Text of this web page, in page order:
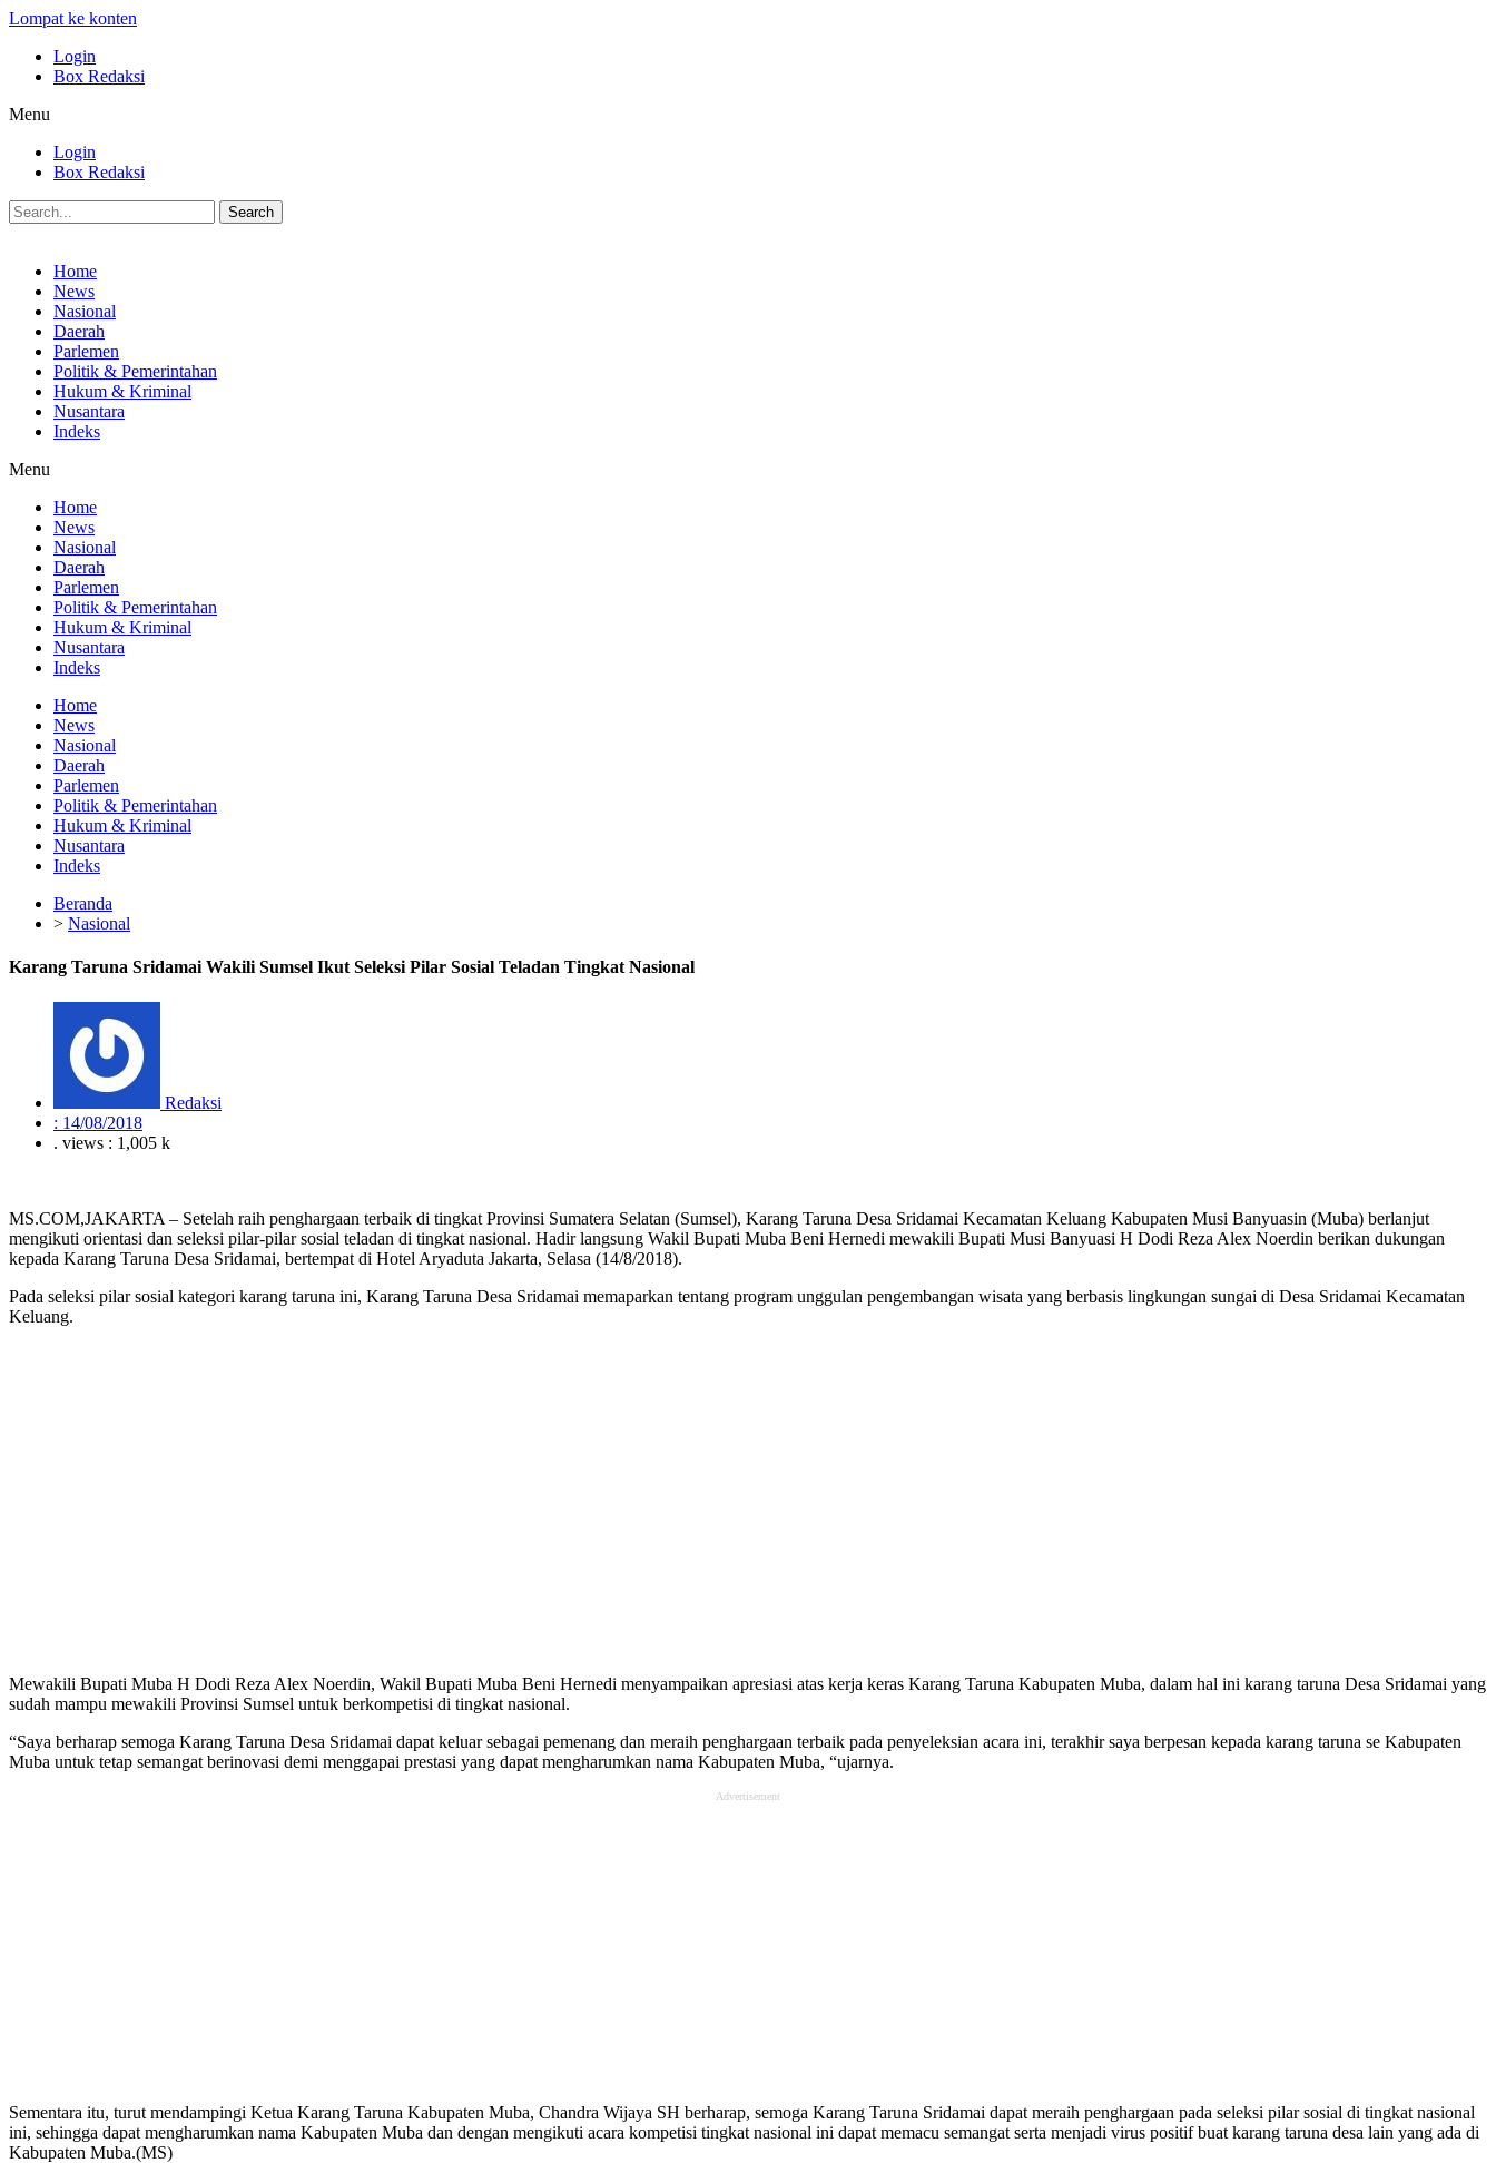
Lompat ke konten
Login
Box Redaksi
Menu
Login
Box Redaksi
Search
Home
News
Nasional
Daerah
Parlemen
Politik & Pemerintahan
Hukum & Kriminal
Nusantara
Indeks
Menu
Home
News
Nasional
Daerah
Parlemen
Politik & Pemerintahan
Hukum & Kriminal
Nusantara
Indeks
Home
News
Nasional
Daerah
Parlemen
Politik & Pemerintahan
Hukum & Kriminal
Nusantara
Indeks
Beranda
> Nasional
Karang Taruna Sridamai Wakili Sumsel Ikut Seleksi Pilar Sosial Teladan Tingkat Nasional
Redaksi
: 14/08/2018
. views : 1,005 k
MS.COM,JAKARTA – Setelah raih penghargaan terbaik di tingkat Provinsi Sumatera Selatan (Sumsel), Karang Taruna Desa Sridamai Kecamatan Keluang Kabupaten Musi Banyuasin (Muba) berlanjut
mengikuti orientasi dan seleksi pilar-pilar sosial teladan di tingkat nasional. Hadir langsung Wakil Bupati Muba Beni Hernedi mewakili Bupati Musi Banyuasi H Dodi Reza Alex Noerdin berikan dukungan
kepada Karang Taruna Desa Sridamai, bertempat di Hotel Aryaduta Jakarta, Selasa (14/8/2018).
Pada seleksi pilar sosial kategori karang taruna ini, Karang Taruna Desa Sridamai memaparkan tentang program unggulan pengembangan wisata yang berbasis lingkungan sungai di Desa Sridamai Kecamatan
Keluang.
Mewakili Bupati Muba H Dodi Reza Alex Noerdin, Wakil Bupati Muba Beni Hernedi menyampaikan apresiasi atas kerja keras Karang Taruna Kabupaten Muba, dalam hal ini karang taruna Desa Sridamai yang
sudah mampu mewakili Provinsi Sumsel untuk berkompetisi di tingkat nasional.
“Saya berharap semoga Karang Taruna Desa Sridamai dapat keluar sebagai pemenang dan meraih penghargaan terbaik pada penyeleksian acara ini, terakhir saya berpesan kepada karang taruna se Kabupaten
Muba untuk tetap semangat berinovasi demi menggapai prestasi yang dapat mengharumkan nama Kabupaten Muba, “ujarnya.
Advertisement
Sementara itu, turut mendampingi Ketua Karang Taruna Kabupaten Muba, Chandra Wijaya SH berharap, semoga Karang Taruna Sridamai dapat meraih penghargaan pada seleksi pilar sosial di tingkat nasional
ini, sehingga dapat mengharumkan nama Kabupaten Muba dan dengan mengikuti acara kompetisi tingkat nasional ini dapat memacu semangat serta menjadi virus positif buat karang taruna desa lain yang ada di
Kabupaten Muba.(MS)